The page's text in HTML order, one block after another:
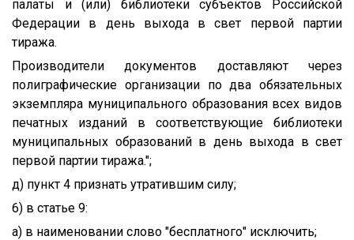
палаты и (или) библиотеки субъектов Российской
Федерации в день выхода в свет первой партии
тиража.
Производители документов доставляют через
полиграфические организации по два обязательных
экземпляра муниципального образования всех видов
печатных изданий в соответствующие библиотеки
муниципальных образований в день выхода в свет
первой партии тиража.";
д) пункт 4 признать утратившим силу;
6) в статье 9:
а) в наименовании слово "бесплатного" исключить;